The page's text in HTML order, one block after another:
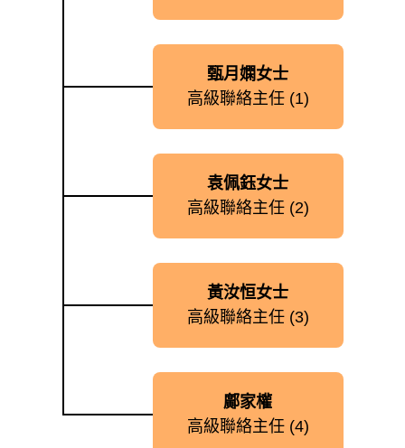
甄月嫻女士
高級聯絡主任 (1)
袁佩鈺女士
高級聯絡主任 (2)
黃汝恒女士
高級聯絡主任 (3)
鄺家權
高級聯絡主任 (4)